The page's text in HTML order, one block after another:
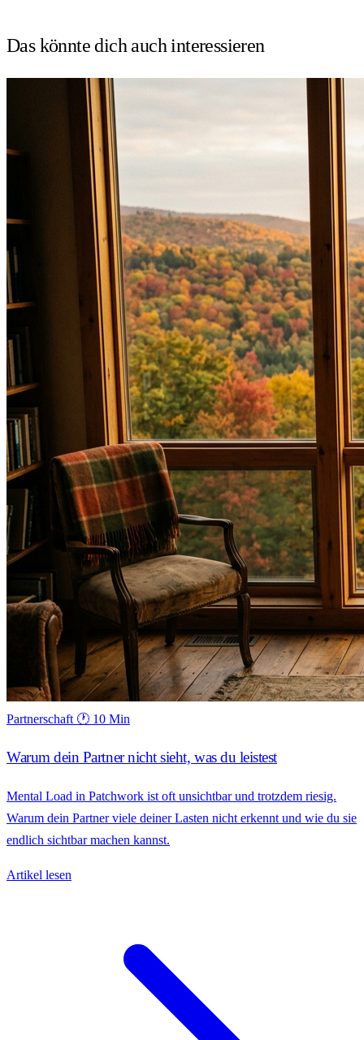
Das könnte dich auchinteressieren
Partnerschaft 🕐 10 Min
Warum dein Partner nicht sieht, was du leistest
Mental Load in Patchwork ist oft unsichtbar und trotzdem riesig.
Warum dein Partner viele deiner Lasten nicht erkennt und wie du sie
endlich sichtbar machen kannst.
Artikel lesen